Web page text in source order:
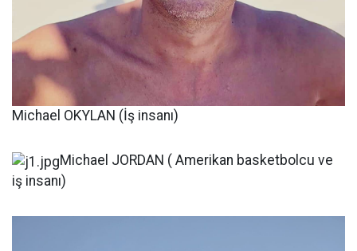
Michael OKYLAN (İş insanı)
Michael JORDAN ( Amerikan basketbolcu ve
iş insanı)